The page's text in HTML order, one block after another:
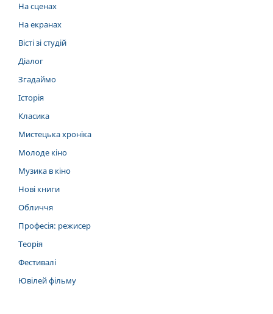
На сценах
На екранах
Вісті зі студій
Діалог
Згадаймо
Історія
Класика
Мистецька хроніка
Молоде кіно
Музика в кіно
Нові книги
Обличчя
Професія: режисер
Теорія
Фестивалі
Ювілей фільму